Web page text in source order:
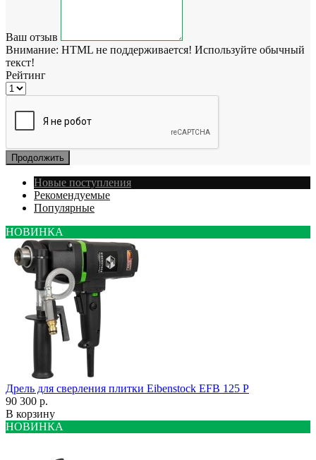
Ваш отзыв
Внимание: HTML не поддерживается! Используйте обычный
текст!
Рейтинг
Продолжить
Новые поступления
Рекомендуемые
Популярные
НОВИНКА
Дрель для сверления плитки Eibenstock EFB 125 P
90 300 р.
В корзину
НОВИНКА